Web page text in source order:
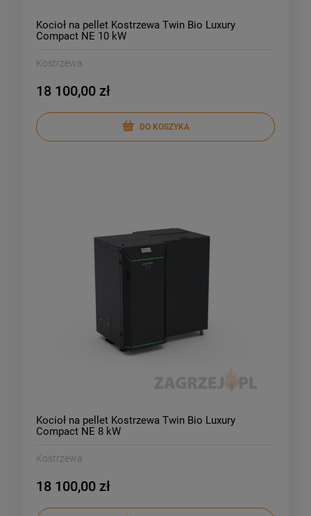
Kocioł na pellet Kostrzewa Twin Bio Luxury
Compact NE 10 kW
Kostrzewa
18 100,00 zł
DO KOSZYKA
Kocioł na pellet Kostrzewa Twin Bio Luxury
Compact NE 8 kW
Kostrzewa
18 100,00 zł